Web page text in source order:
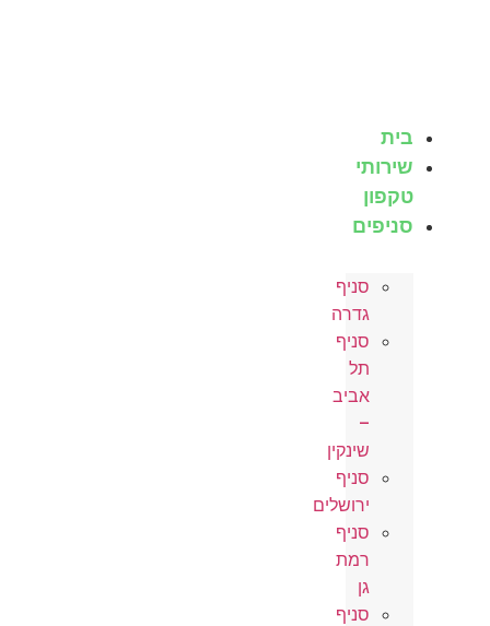
בית
שירותי
טקפון
סניפים
סניף
גדרה
סניף
תל
אביב
–
שינקין
סניף
ירושלים
סניף
רמת
גן
סניף